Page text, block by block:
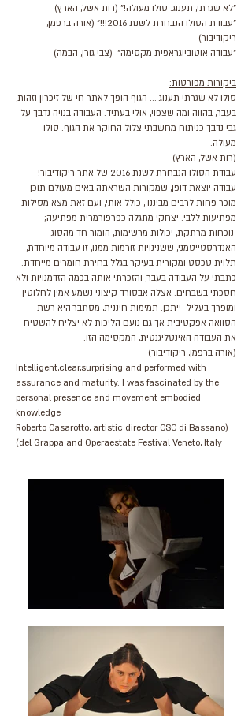
"לא שגרתי, תענוג. סולו מעולה!" (רות אשל, הארץ)
"עבודת הסולו הנבחרת לשנת 2016!!!" (אורה ברפמן,
ריקודיבור)
"עבודה אוטוביוגראפית מקסימה" (צבי גורן, הבמה)
ביקורות מפורטות:
סולו לא שגרתי תענוג ... הגוף הופך לאתר חי של זיכרון וזהות,
בעבר, בהווה ומה שצפוי, אולי בעתיד. העבודה בנויה נדבך על
גבי נדבך כניתוח מחשבתי צלול החוקר את הגוף. סולו
מעולה.
(רות אשל, הארץ)
עבודת הסולו הנבחרת לשנת 2016 של אתר ריקודיבור!
עבודה יוצאת דופן, שמקורות השראתה באים מעולם תוכן
מוכר פחות לרבים מביננו , כולל אותי, ועם זאת מצא מסילות
מפתיעות ללבי. יצחקי מתגלה כפרפורמרית מפתיעה;
נוכחות מרתקת, יכולות מרשימות, הומור חד מהסוג
האנדרסטייטמני, ששנינויות זורמות ממנו, זו עבודה מיוחדת,
תלוית טכסט ומקורית בעיקר בגלל בחירת חומרים מייחדת.
כתבתי על העבודה בעבר, והזכרתי אותה בכמה הזדמנויות ולא
חסכתי בשבחים. אצלה אבסורד קיצוני נשמע אמין לחלוטין
ומופרך בעליל- ייתכן. תמימות חיננית, מסתבר,היא רשת
הסוואה אפקטיבית אך גם נועם הליכות לא יצליח להשטיח
את העבודה האינטליגנטית, המקסימה הזו.
(אורה ברפמן, ריקודיבור)
Intelligent,clear,surprising and performed with
assurance and maturity. I was fascinated by the
personal presence and movement embodied
knowledge
(Roberto Casarotto, artistic director CSC di Bassano
del Grappa and Operaestate Festival Veneto, Italy)